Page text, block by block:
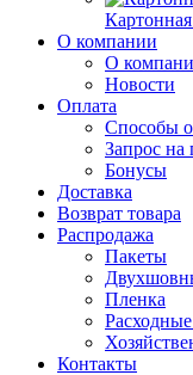
О компании
О
Новости
Оплата
Способы
Запрос на
Бонусы
Доставка
Возврат товара
Распродажа
Пакеты
Пленка
Контакты